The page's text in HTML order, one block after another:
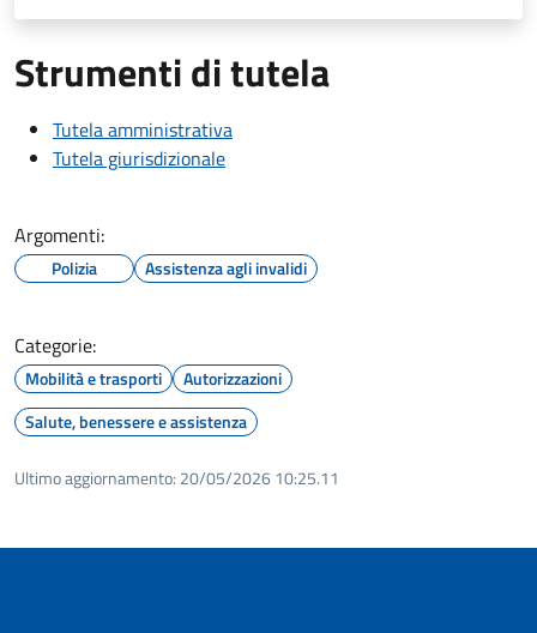
Strumenti di tutela
Tutela amministrativa
Tutela giurisdizionale
Argomenti:
Polizia Assistenza agli invalidi
Categorie:
Mobilità e trasporti
Autorizzazioni
Salute, benessere e assistenza
Ultimo aggiornamento: 20/05/2026 10:25.11